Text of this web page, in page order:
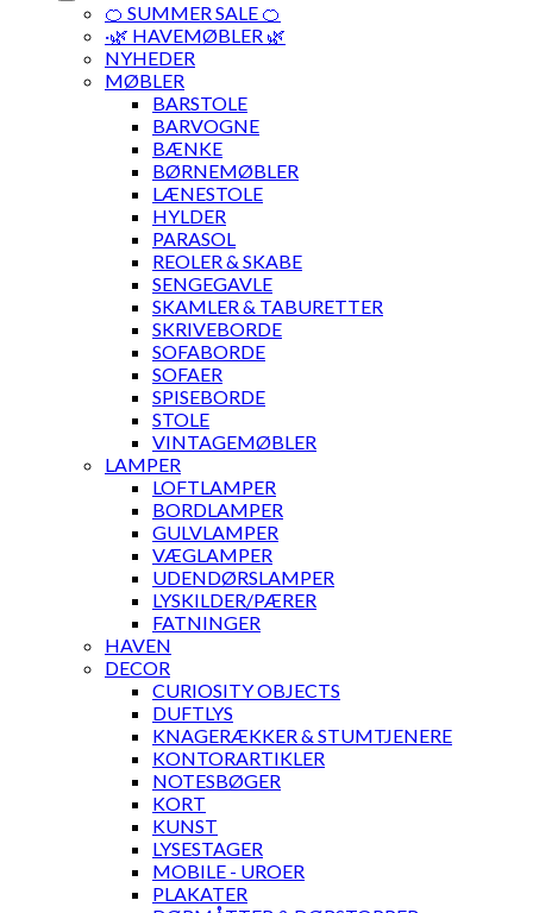
🍊 SUMMER SALE 🍊
·🌿 HAVEMØBLER 🌿
NYHEDER
MØBLER
BARSTOLE
BARVOGNE
BÆNKE
BØRNEMØBLER
LÆNESTOLE
HYLDER
PARASOL
REOLER & SKABE
SENGEGAVLE
SKAMLER & TABURETTER
SKRIVEBORDE
SOFABORDE
SOFAER
SPISEBORDE
STOLE
VINTAGEMØBLER
LAMPER
LOFTLAMPER
BORDLAMPER
GULVLAMPER
VÆGLAMPER
UDENDØRSLAMPER
LYSKILDER/PÆRER
FATNINGER
HAVEN
DECOR
CURIOSITY OBJECTS
DUFTLYS
KNAGERÆKKER & STUMTJENERE
KONTORARTIKLER
NOTESBØGER
KORT
KUNST
LYSESTAGER
MOBILE - UROER
PLAKATER